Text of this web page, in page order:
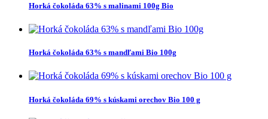
Horká čokoláda 63% s malinami 100g Bio
Horká čokoláda 63% s mandľami Bio 100g
Horká čokoláda 69% s kúskami orechov Bio 100 g